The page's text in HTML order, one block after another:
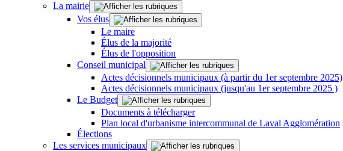
La mairie
Vos élus
Le maire
Élus de la majorité
Élus de l'opposition
Conseil municipal
Actes décisionnels municipaux (à partir du 1er septembre 2025)
Actes décisionnels municipaux (jusqu'au 1er septembre 2025 )
Le Budget
Documents à télécharger
Plan local d'urbanisme intercommunal de Laval Agglomération
Élections
Les services municipaux